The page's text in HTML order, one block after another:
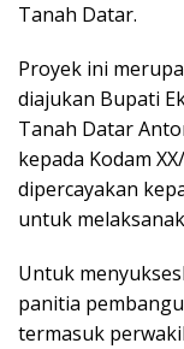
Tanah Datar.
Proyek ini
diajukan Bupati
Tanah Datar
kepada Kodam
dipercayakan
untuk
Untuk
panitia
termasuk